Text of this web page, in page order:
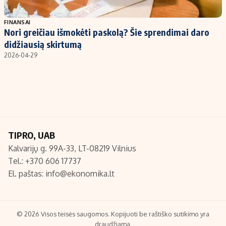
Populiarios temos
Investavimas
Akcijų rinka
Titulinis
Nedarbo išmokos skaičiuoklė
Redakcija
Turinio žymėjimo taisyklės
FINANSAI
Nori greičiau išmokėti paskolą? Šie sprendimai daro
didžiausią skirtumą
2026-04-29
TIPRO, UAB
Kalvarijų g. 99A-33, LT-08219 Vilnius
Tel.: +370 606 17737
El. paštas: info@ekonomika.lt
© 2026 Visos teisės saugomos. Kopijuoti be raštiško sutikimo yra
draudžiama.